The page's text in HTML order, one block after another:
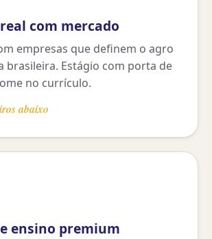
com mercado
empresas que definem o agro
brasileira. Estágio com porta de
no currículo.
abaixo
ensino premium